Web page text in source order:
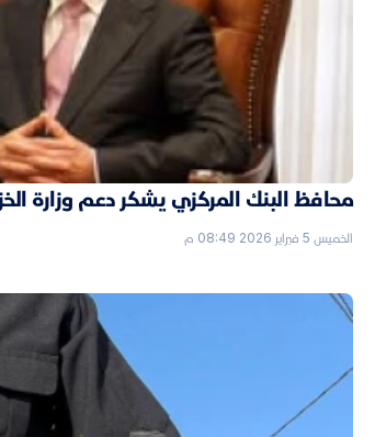
محافظ البنك المركزي يشكر دعم وزارة
الخميس 5 فبراير 2026 08:49 م